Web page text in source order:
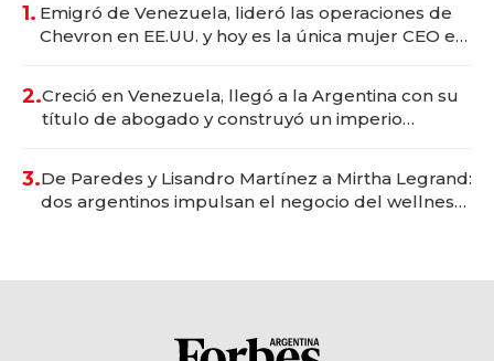
1. Emigró de Venezuela, lideró las operaciones de
Chevron en EE.UU. y hoy es la única mujer CEO en
2.Creció en Venezuela, llegó a la Argentina con su
título de abogado y construyó un imperio
3.De Paredes y Lisandro Martínez a Mirtha Legrand:
dos argentinos impulsan el negocio del wellness